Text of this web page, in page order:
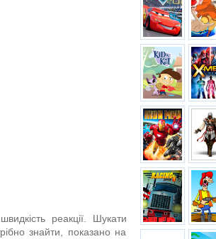
реакції. Шукати
знайти, показано на